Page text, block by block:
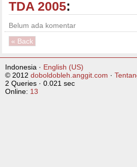
TDA 2005:
Belum ada komentar
« Back
Indonesia · English (US)
© 2012 doboldobleh.anggit.com ·
2 Queries · 0.021 sec
Online: 13